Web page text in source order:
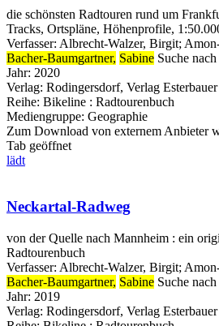
die schönsten Radtouren rund um
Tracks, Ortspläne, Höhenprofile,
Verfasser: Albrecht-Walzer, Birgit;
Bacher-Baumgartner, Sabine Suche
Jahr: 2020
Verlag: Rodingersdorf, Verlag Esterbauer
Reihe: Bikeline : Radtourenbuch
Mediengruppe: Geographie
Zum Download von externem Anbieter
Tab geöffnet
lädt
Neckartal-Radweg
von der Quelle nach Mannheim : ein
Radtourenbuch
Verfasser: Albrecht-Walzer, Birgit;
Bacher-Baumgartner, Sabine Suche
Jahr: 2019
Verlag: Rodingersdorf, Verlag Esterbauer